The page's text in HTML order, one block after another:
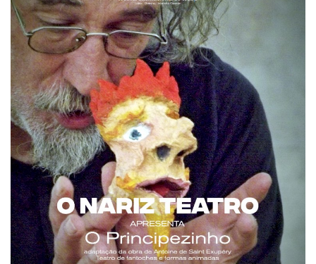
Estatuto Editorial
Saúde
Ficha técnica
Cultura
Lazer
Ambiente